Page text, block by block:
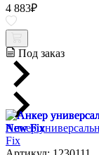
4 883₽
Под заказ
Анкер
Fix